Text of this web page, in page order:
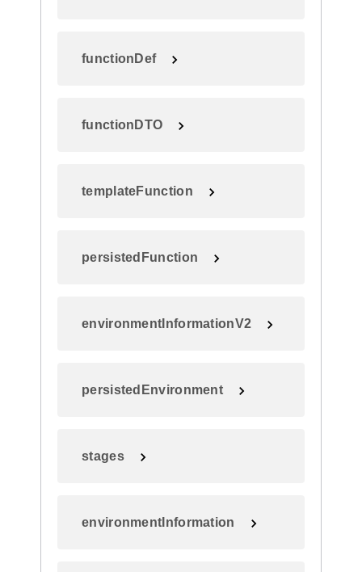
functionDef
functionDTO
templateFunction
persistedFunction
environmentInformationV2
persistedEnvironment
stages
environmentInformation